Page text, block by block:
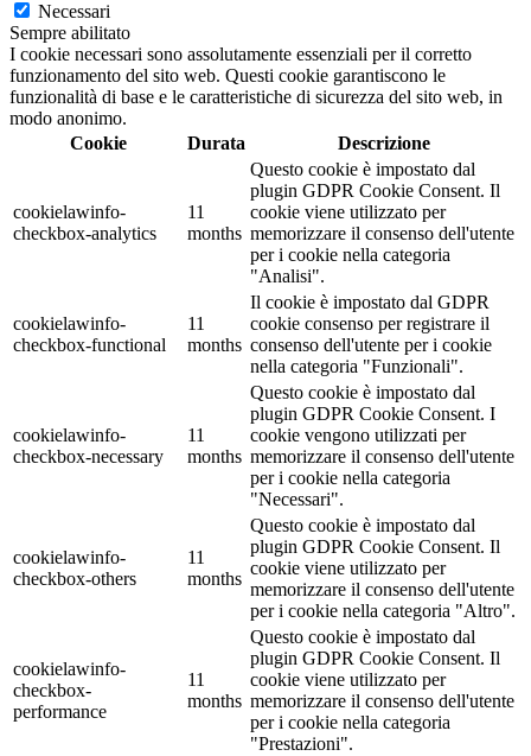
Necessari
Sempre abilitato
I cookie necessari sono assolutamente essenziali per il corretto
funzionamento del sito web. Questi cookie garantiscono le
funzionalità di base e le caratteristiche di sicurezza del sito web, in
modo anonimo.
Cookie
Durata Descrizione
cookielawinfo-
checkbox-analytics
11
months
Questo cookie è impostato dal
plugin GDPR Cookie Consent. Il
cookie viene utilizzato per
memorizzare il consenso dell'utente
per i cookie nella categoria
"Analisi".
cookielawinfo-
checkbox-functional
11
months
Il cookie è impostato dal GDPR
cookie consenso per registrare il
consenso dell'utente per i cookie
nella categoria "Funzionali".
cookielawinfo-
checkbox-necessary
11
months
Questo cookie è impostato dal
plugin GDPR Cookie Consent. I
cookie vengono utilizzati per
memorizzare il consenso dell'utente
per i cookie nella categoria
"Necessari".
cookielawinfo-
checkbox-others
11
months
Questo cookie è impostato dal
plugin GDPR Cookie Consent. Il
cookie viene utilizzato per
memorizzare il consenso dell'utente
per i cookie nella categoria "Altro".
cookielawinfo-
checkbox-
performance
11
months
Questo cookie è impostato dal
plugin GDPR Cookie Consent. Il
cookie viene utilizzato per
memorizzare il consenso dell'utente
per i cookie nella categoria
"Prestazioni".